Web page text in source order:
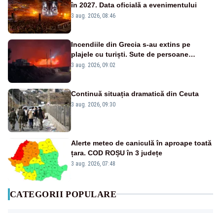
în 2027. Data oficială a evenimentului
3 aug. 2026, 08:46
Incendiile din Grecia s-au extins pe
plajele cu turiști. Sute de persoane
evacuate pe mare, drumuri blocate de
3 aug. 2026, 09:02
Continuă situația dramatică din Ceuta
3 aug. 2026, 09:30
Alerte meteo de caniculă în aproape toată
țara. COD ROȘU în 3 județe
3 aug. 2026, 07:48
CATEGORII POPULARE